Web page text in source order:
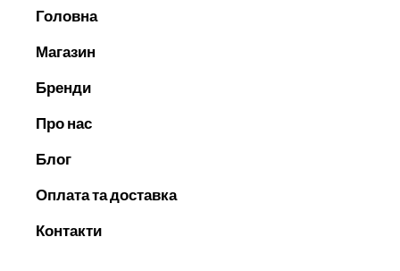
Головна
Магазин
Бренди
Про нас
Блог
Оплата та доставка
Контакти